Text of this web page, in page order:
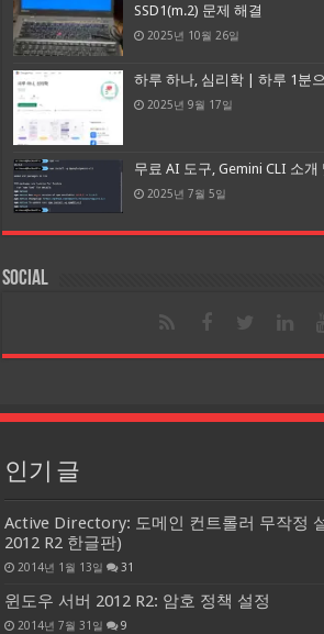
SSD1(m.2) 문제 해결
2025년 10월 26일
하루 하나, 심리학 | 하루 1분
2025년 9월 17일
무료 AI 도구, Gemini CLI 소개
2025년 7월 5일
Social
인기 글
Active Directory: 도메인 컨트롤러 무작정
2012 R2 한글판)
2014년 1월 13일 31
윈도우 서버 2012 R2: 암호 정책 설정
2014년 7월 31일 9